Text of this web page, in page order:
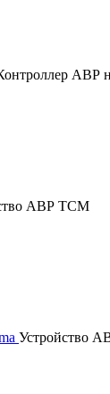
АВР
АВР ТСM
Устройство